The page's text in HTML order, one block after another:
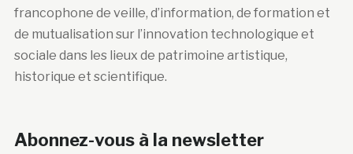
francophone de veille, d’information, de formation et
de mutualisation sur l’innovation technologique et
sociale dans les lieux de patrimoine artistique,
historique et scientifique.
Abonnez-vous à la newsletter